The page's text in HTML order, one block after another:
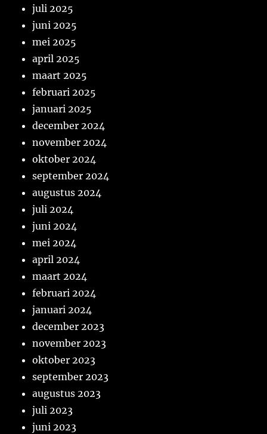
juli 2025
juni 2025
mei 2025
april 2025
maart 2025
februari 2025
januari 2025
december 2024
november 2024
oktober 2024
september 2024
augustus 2024
juli 2024
juni 2024
mei 2024
april 2024
maart 2024
februari 2024
januari 2024
december 2023
november 2023
oktober 2023
september 2023
augustus 2023
juli 2023
juni 2023